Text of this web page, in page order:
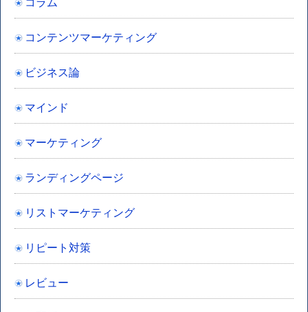
コンテンツマーケティング
ビジネス論
マインド
マーケティング
ランディングページ
リストマーケティング
リピート対策
レビュー